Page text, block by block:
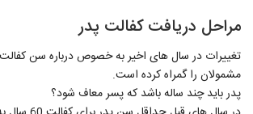
مراحل دریافت کفالت پدر
تغییرات در سال های اخیر به خصوص درباره سن
مشمولان را گمراه کرده است.
پدر باید چند ساله باشد که پسر معاف شود؟